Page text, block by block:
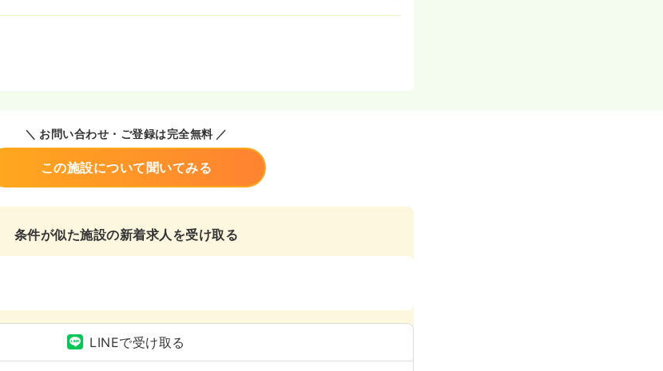
＼ お問い合わせ・ご登録は完全無料 ／
この施設について聞いてみる
条件が似た施設の新着求人を受け取る
LINEで受け取る